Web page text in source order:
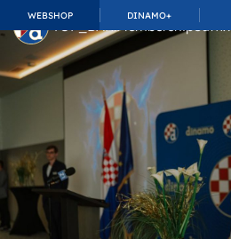
WEBSHOP DINAMO+
TOP_BAR.MembershipSuffix